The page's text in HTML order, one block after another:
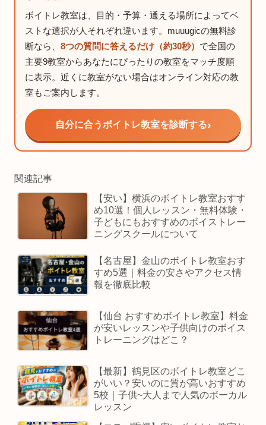
ボイトレ教室は、目的・予算・通える場所によってベ
ストな選択が人それぞれ違います。muuugicの無料診
断なら、 8つの質問に答えるだけ（約30秒） で全国の
主要9教室からあなたにぴったりの教室をマッチ度順
に表示。近くに教室がない場合はオンライン対応の教
室もご案内します。
自分に合うボイトレ教室を診断する
関連記事
【安い】横浜のボイトレ教室おすす
め10選！個人レッスン・無料体験・
子どもにもおすすめのボイストレー
ニングスクールについて
【名古屋】金山のボイトレ教室おす
すめ5選｜料金の安さやアクセス情
報を徹底比較
【仙台 おすすめボイトレ教室】料金
が安いレッスンや子供向けのボイス
トレーニングはどこ？
【最新】鶴見区のボイトレ教室どこ
がいい？安いのに質が高いおすすめ
5校｜子供~大人まで人気のボーカル
レッスン